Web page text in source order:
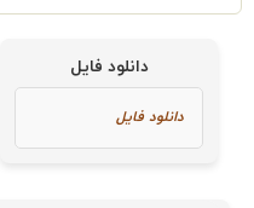
دانلود فایل